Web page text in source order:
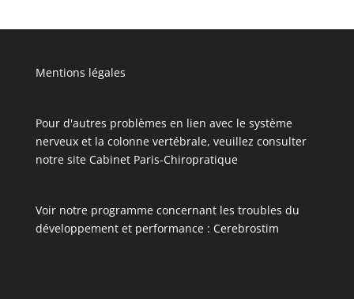
Mentions légales
Pour d'autres problèmes en lien avec le système
nerveux et la colonne vertébrale, veuillez consulter
notre site Cabinet Paris-Chiropratique
Voir notre programme concernant les troubles du
développement et performance : Cerebrostim